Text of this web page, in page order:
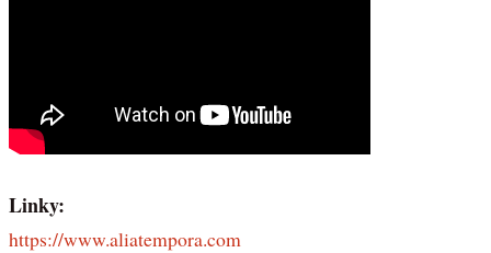
Linky:
https://www.aliatempora.com